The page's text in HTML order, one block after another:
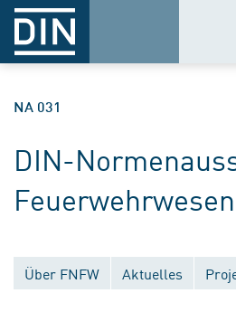
NA 031
DIN-
Über FNFW Aktuelles